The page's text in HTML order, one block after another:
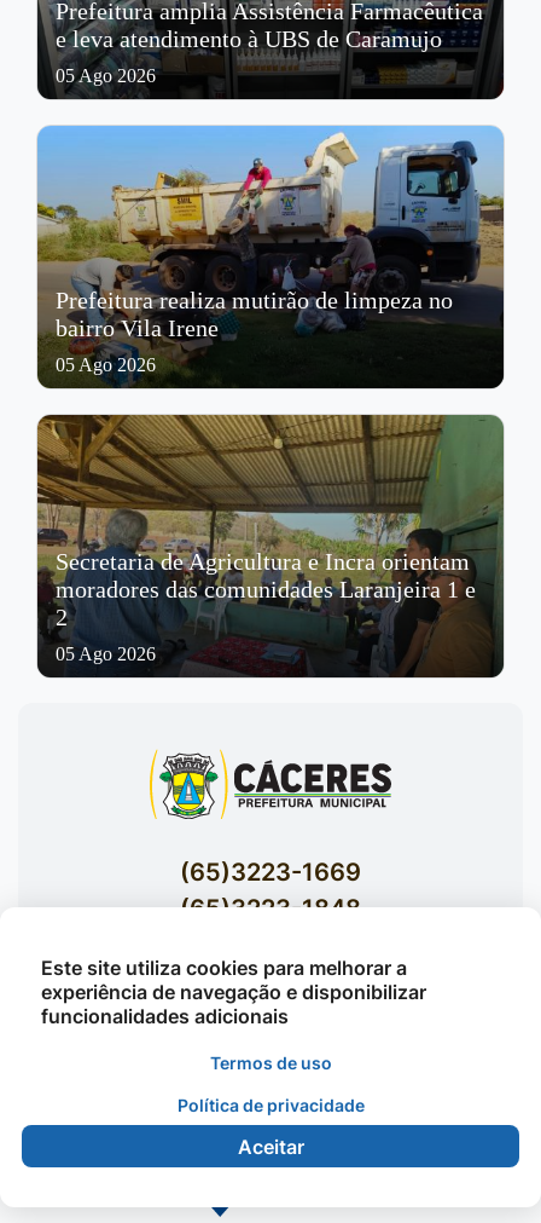
Prefeitura amplia Assistência Farmacêutica
e leva atendimento à UBS de Caramujo
05 Ago 2026
Prefeitura realiza mutirão de limpeza no
bairro Vila Irene
05 Ago 2026
Secretaria de Agricultura e Incra orientam
moradores das comunidades Laranjeira 1 e
2
05 Ago 2026
(65)3223-1669
(65)3223-1848
Av. Brasil nº 119 Bairro Jardim Celeste -
Cáceres
©2026 - Prefeitura Municipal de Cáceres - Todos os
direitos reservados
Este site utiliza cookies para melhorar a
experiência de navegação e disponibilizar
funcionalidades adicionais
Termos de uso
Política de privacidade
Aceitar